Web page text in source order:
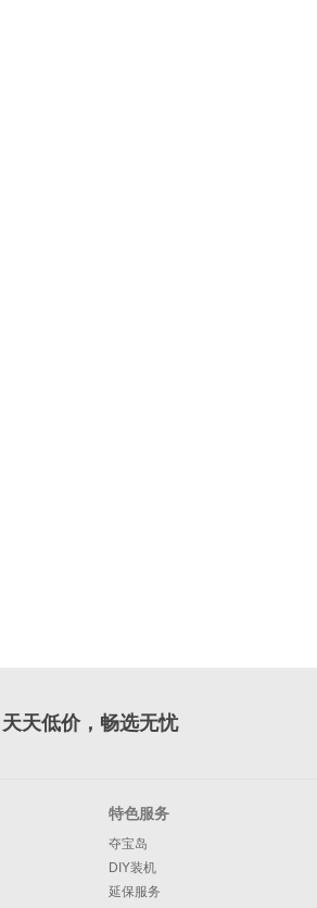
天天低价，畅选无忧
特色服务
夺宝岛
DIY装机
延保服务